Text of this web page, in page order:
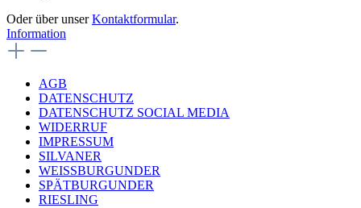
Oder über unserKontaktformular.
Information
AGB
DATENSCHUTZ
DATENSCHUTZ SOCIAL MEDIA
WIDERRUF
IMPRESSUM
SILVANER
WEISSBURGUNDER
SPÄTBURGUNDER
RIESLING